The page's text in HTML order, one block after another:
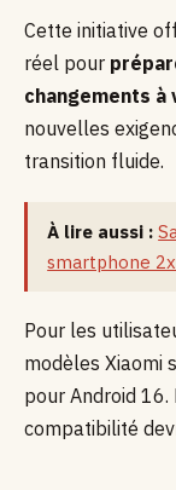
Cette initiative
réel pour
changements à
nouvelles
transition fluide.
À lire aussi :
smartphone
Pour les
modèles Xiaomi
pour Android
compatibilité